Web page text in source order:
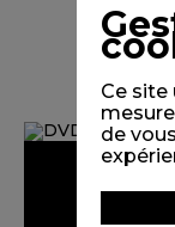
Ce site
de